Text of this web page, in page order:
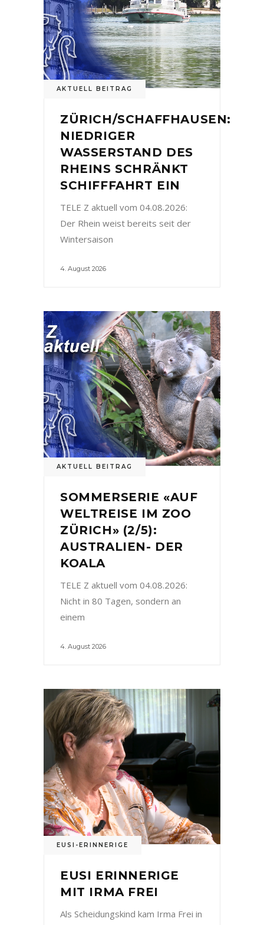
AKTUELL BEITRAG
ZÜRICH/SCHAFFHAUSEN:
NIEDRIGER
WASSERSTAND DES
RHEINS SCHRÄNKT
SCHIFFFAHRT EIN
TELE Z aktuell vom 04.08.2026:
Der Rhein weist bereits seit der
Wintersaison
4. August 2026
AKTUELL BEITRAG
SOMMERSERIE «AUF
WELTREISE IM ZOO
ZÜRICH» (2/5):
AUSTRALIEN- DER
KOALA
TELE Z aktuell vom 04.08.2026:
Nicht in 80 Tagen, sondern an
einem
4. August 2026
EUSI-ERINNERIGE
EUSI ERINNERIGE
MIT IRMA FREI
Als Scheidungskind kam Irma Frei in